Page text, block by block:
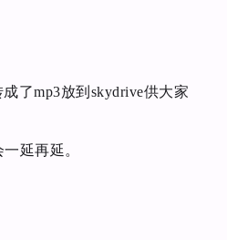
了mp3放到skydrive供大家
延再延。